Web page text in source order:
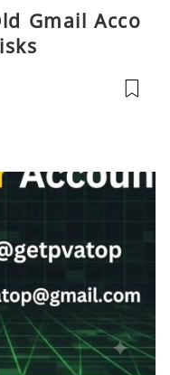
Gmail Acco